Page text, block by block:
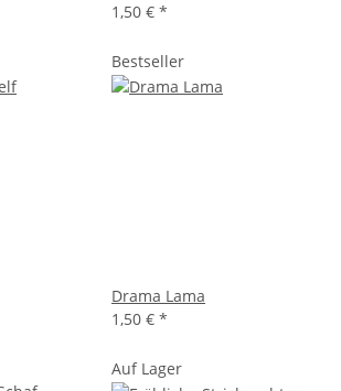
1,50 € *
Bestseller
Drama Lama
1,50 € *
Auf Lager